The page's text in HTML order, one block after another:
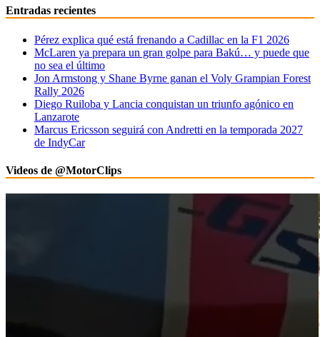
Entradas recientes
Pérez explica qué está frenando a Cadillac en la F1 2026
McLaren ya prepara un gran golpe para Bakú… y puede que
no sea el último
Jon Armstong y Shane Byrne ganan el Voly Grampian Forest
Rally 2026
Diego Ruiloba y Lancia conquistan un triunfo agónico en
Lanzarote
Marcus Ericsson seguirá con Andretti en la temporada 2027
de IndyCar
Videos de @MotorClips